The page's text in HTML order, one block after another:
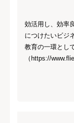
効活用し、効率
につけたいビジ
教育の一環とし
（https://